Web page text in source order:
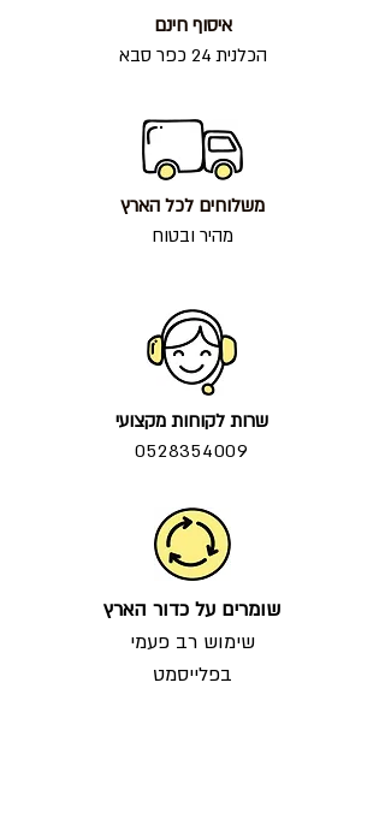
איסוף חינם
הכלנית 24 כפר סבא
משלוחים לכל הארץ
מהיר ובטוח
שרות לקוחות מקצועי
0528354009
שומרים על כדור הארץ
שימוש רב פעמי
בפלייסמט